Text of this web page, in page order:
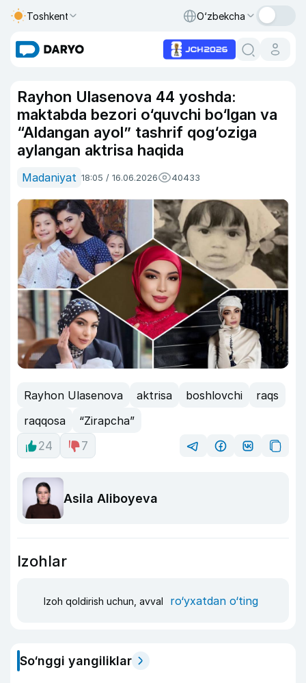
Toshkent O‘zbekcha
Rayhon Ulasenova 44 yoshda:
maktabda bezori o‘quvchi bo‘lgan va
“Aldangan ayol” tashrif qog‘oziga
aylangan aktrisa haqida
Madaniyat 18:05 / 16.06.2026 40433
Rayhon Ulasenova aktrisa boshlovchi
raqs
raqqosa
“Zirapcha”
24
7
Asila Aliboyeva
Izohlar
Izoh qoldirish uchun, avval ro‘yxatdan o‘ting
So‘nggi yangiliklar